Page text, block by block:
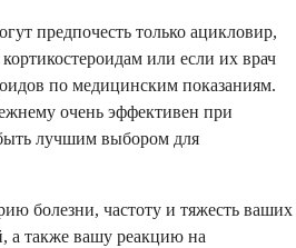
предпочесть только ацикловир,
или если их врач
по медицинским показаниям.
очень эффективен при
лучшим выбором для
болезни, частоту и тяжесть ваших
а также вашу реакцию на